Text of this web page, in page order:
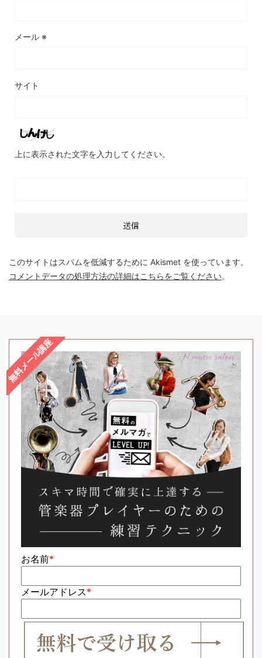
メール ※
サイト
上に表示された文字を入力してください。
このサイトはスパムを低減するために Akismet を使っています。
コメントデータの処理方法の詳細はこちらをご覧ください。
無料メール講座
お名前*
メールアドレス*